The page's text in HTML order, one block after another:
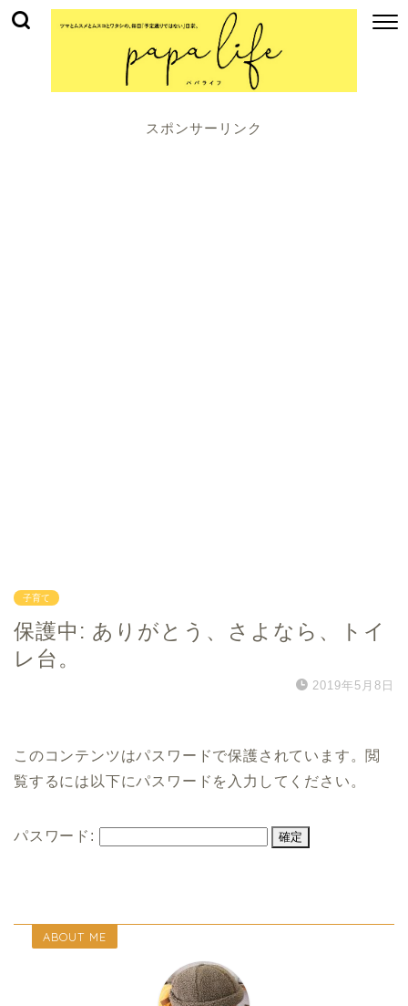
スポンサーリンク
子育て
保護中: ありがとう、さよなら、トイ
レ台。
2019年5月8日
このコンテンツはパスワードで保護されています。閲
覧するには以下にパスワードを入力してください。
パスワード:
ABOUT ME